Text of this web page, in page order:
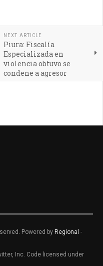
NEXT ARTICLE
Piura: Fiscalía
Especializada en
violencia obtuvo se
condene a agresor
Powered by Regional -
Inc. Code licensed under